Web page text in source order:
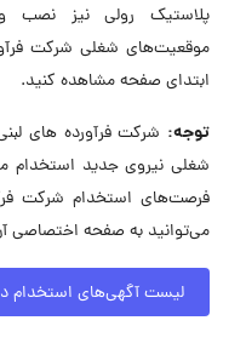
پلاستیک رولی نیز نصب
موقعیت‌های شغلی شرکت
ابتدای صفحه مشاهده کنید.
توجه:
شغلی نیروی جدید استخدام
فرصت‌های استخدام شرکت
می‌توانید به صفحه اختصاصی
لیست آگهی‌های استخدام